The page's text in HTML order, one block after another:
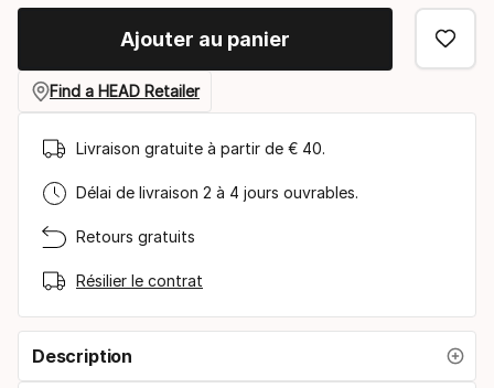
select
diamètre
Ajouter au panier
Find a HEAD Retailer
Livraison gratuite à partir de € 40.
Délai de livraison 2 à 4 jours ouvrables.
Retours gratuits
Résilier le contrat
Description